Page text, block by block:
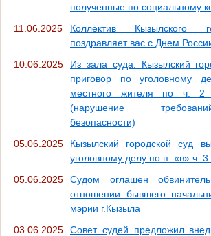
полученные по социальному
11.06.2025
Коллектив Кызылского
поздравляет вас с Днем
10.06.2025
Из зала суда: Кызылский
приговор по уголовному
местного жителя по ч.
(нарушение
безопасности)
05.06.2025
Кызылский городской суд
уголовному делу по п. «в» ч.
05.06.2025
Судом оглашен
отношении бывшего
мэрии г.Кызыла
03.06.2025
Совет судей предложил